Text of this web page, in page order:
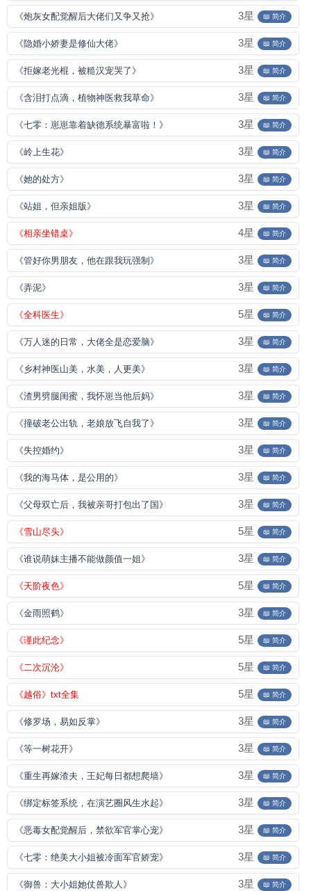
《炮灰女配觉醒后大佬们又争又抢》 3星 📖 简介
《隐婚小娇妻是修仙大佬》 3星 📖 简介
《拒嫁老光棍，被糙汉宠哭了》 3星 📖 简介
《含泪打点滴，植物神医救我草命》 3星 📖 简介
《七零：崽崽靠着缺德系统暴富啦！》 3星 📖 简介
《岭上生花》 3星 📖 简介
《她的处方》 3星 📖 简介
《站姐，但亲姐版》 3星 📖 简介
《相亲坐错桌》 4星 📖 简介
《管好你男朋友，他在跟我玩强制》 3星 📖 简介
《弄泥》 3星 📖 简介
《全科医生》 5星 📖 简介
《万人迷的日常，大佬全是恋爱脑》 3星 📖 简介
《乡村神医山美，水美，人更美》 3星 📖 简介
《渣男劈腿闺蜜，我怀崽当他后妈》 3星 📖 简介
《撞破老公出轨，老娘放飞自我了》 3星 📖 简介
《失控婚约》 3星 📖 简介
《我的海马体，是公用的》 3星 📖 简介
《父母双亡后，我被亲哥打包出了国》 3星 📖 简介
《雪山尽头》 5星 📖 简介
《谁说萌妹主播不能做颜值一姐》 3星 📖 简介
《天阶夜色》 5星 📖 简介
《金雨照鹤》 3星 📖 简介
《谨此纪念》 5星 📖 简介
《二次沉沦》 5星 📖 简介
《越俗》txt全集 5星 📖 简介
《修罗场，易如反掌》 3星 📖 简介
《等一树花开》 3星 📖 简介
《重生再嫁渣夫，王妃每日都想爬墙》 3星 📖 简介
《绑定标签系统，在演艺圈风生水起》 3星 📖 简介
《恶毒女配觉醒后，禁欲军官掌心宠》 3星 📖 简介
《七零：绝美大小姐被冷面军官娇宠》 3星 📖 简介
《御兽：大小姐她仗兽欺人》 3星 📖 简介